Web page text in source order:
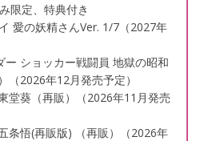
限定、特典付き
愛の妖精さんVer. 1/7（2027年
ショッカー戦闘員 地獄の昭和
（2026年12月発売予定）
堂葵（再販）（2026年11月発売
条悟(再販版) （再販）（2026年